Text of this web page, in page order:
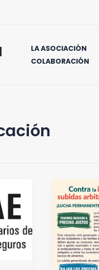
LA ASOCIACIÓN
COLABORACIÓN